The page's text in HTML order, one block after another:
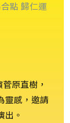
點 歸仁運
原直樹，
靈感，邀請
出。